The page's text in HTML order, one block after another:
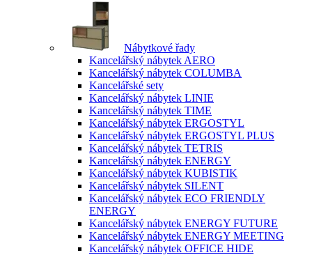
Nábytkové řady
Kancelářský nábytek AERO
Kancelářský nábytek COLUMBA
Kancelářské sety
Kancelářský nábytek LINIE
Kancelářský nábytek TIME
Kancelářský nábytek ERGOSTYL
Kancelářský nábytek ERGOSTYL PLUS
Kancelářský nábytek TETRIS
Kancelářský nábytek ENERGY
Kancelářský nábytek KUBISTIK
Kancelářský nábytek SILENT
Kancelářský nábytek ECO FRIENDLY
ENERGY
Kancelářský nábytek ENERGY FUTURE
Kancelářský nábytek ENERGY MEETING
Kancelářský nábytek OFFICE HIDE